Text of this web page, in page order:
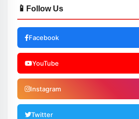
📱 Follow Us
Facebook
YouTube
Instagram
Twitter